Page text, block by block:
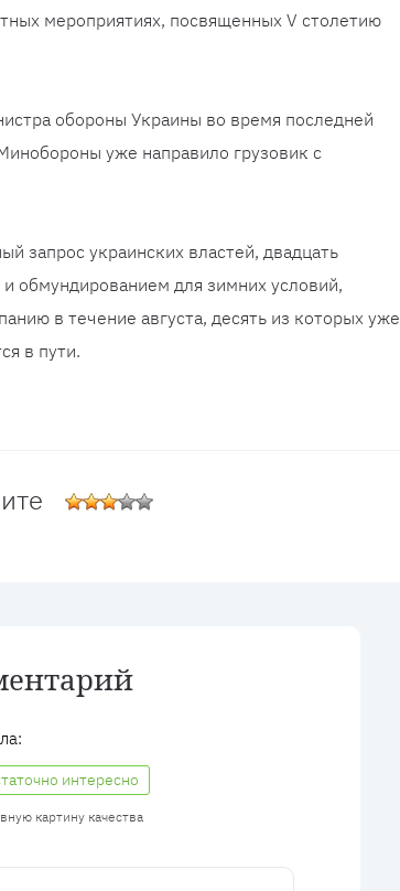
мероприятиях, посвященных V столетию
обороны Украины во время последней
уже направило грузовик с
запрос украинских властей, двадцать
обмундированием для зимних условий,
в течение августа, десять из которых уже
в пути.
интересно
картину качества